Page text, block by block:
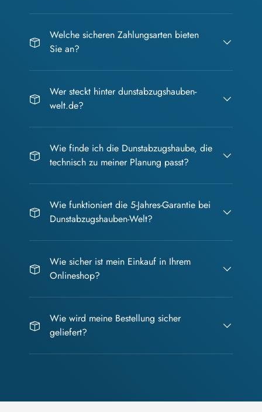
Welche sicheren Zahlungsarten bieten
Sie an?
Wer steckt hinter dunstabzugshauben-
welt.de?
Wie finde ich die Dunstabzugshaube, die
technisch zu meiner Planung passt?
Wie funktioniert die 5-Jahres-Garantie bei
Dunstabzugshauben-Welt?
Wie sicher ist mein Einkauf in Ihrem
Onlineshop?
Wie wird meine Bestellung sicher
geliefert?